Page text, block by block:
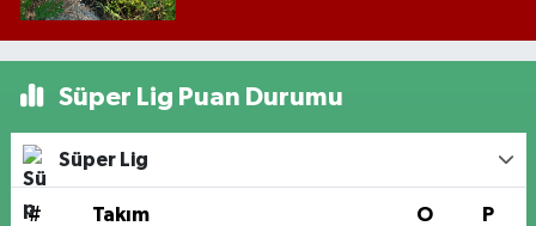
Süper Lig Puan Durumu
Süper Lig
# Takım O P